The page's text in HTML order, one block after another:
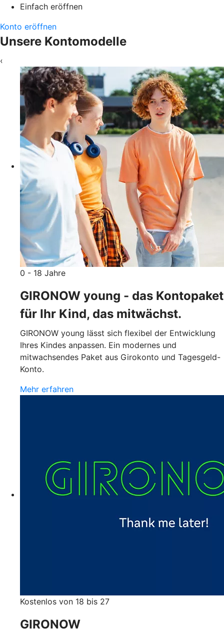
Einfach eröffnen
Konto eröffnen
Unsere Kontomodelle
‹
0 - 18 Jahre
GIRONOW young - das Kontopaket
für Ihr Kind, das mitwächst.
GIRONOW young lässt sich flexibel der Entwicklung
Ihres Kindes anpassen. Ein modernes und
mitwachsendes Paket aus Girokonto und Tagesgeld-
Konto.
Mehr erfahren
Kostenlos von 18 bis 27
GIRONOW